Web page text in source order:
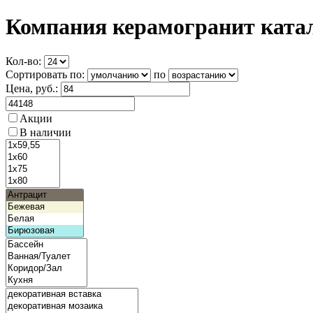
Компания керамогранит
Кол-во:
Сортировать по:
по
Цена, руб.:
Акции
В наличии